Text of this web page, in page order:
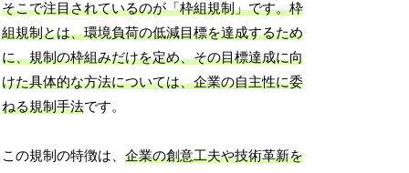
そこで注目されているのが「枠組規制」です。枠
組規制とは、環境負荷の低減目標を達成するため
に、規制の枠組みだけを定め、その目標達成に向
けた具体的な方法については、企業の自主性に委
ねる規制手法です。
この規制の特徴は、企業の創意工夫や技術革新を